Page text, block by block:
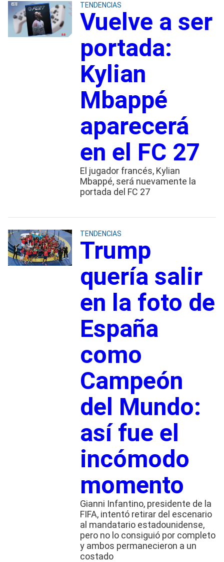
TENDENCIAS
Vuelve a ser
portada:
Kylian
Mbappé
aparecerá
en el FC 27
El jugador francés, Kylian
Mbappé, será nuevamente la
portada del FC 27
TENDENCIAS
Trump
quería salir
en la foto de
España
como
Campeón
del Mundo:
así fue el
incómodo
momento
Gianni Infantino, presidente de la
FIFA, intentó retirar del escenario
al mandatario estadounidense,
pero no lo consiguió por completo
y ambos permanecieron a un
costado